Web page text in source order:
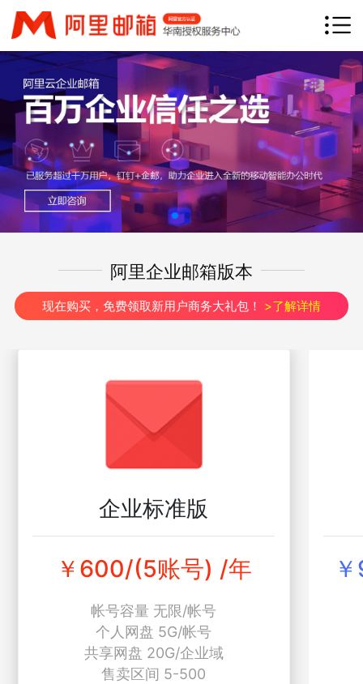
网站首页 产品介绍 产品优势
钉邮 钉钉专业版 客户案例
渠道加盟 常见问题 联系我们
立即咨询 免费试用
阿里企业邮箱版本
现在购买，免费领取新用户商务大礼包！ >了解详情
企业标准版
￥600/(5账号) /年
帐号容量 无限/帐号
个人网盘 5G/帐号
共享网盘 20G/企业域
售卖区间 5-500